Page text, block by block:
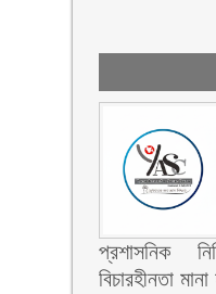
প্রশাসনিক
বিচারহীনতা